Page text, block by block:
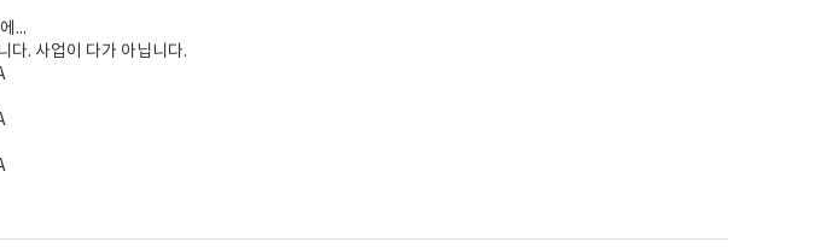
...
다. 사업이 다가 아닙니다.